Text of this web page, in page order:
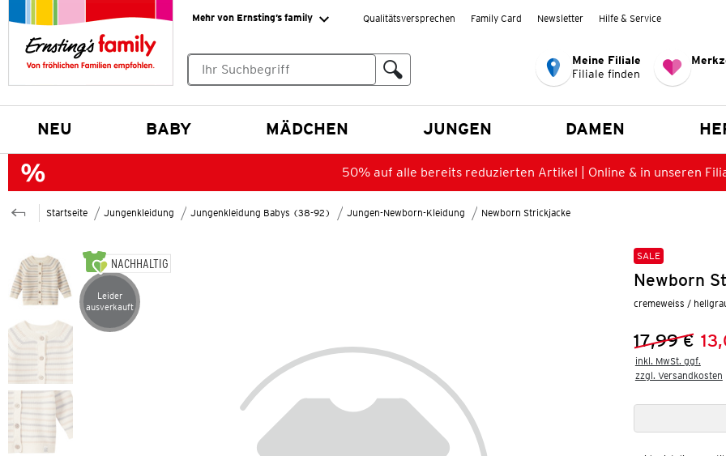
Mehr von Ernsting’s family Qualitätsversprechen Family Card Newsletter Hilfe & Service
Meine Filiale
Filiale finden
NEU BABY MÄDCHEN JUNGEN DAMEN
50% auf alle bereits reduzierten Artikel | Online & in unseren
Startseite Jungenkleidung Jungenkleidung Babys (38-92) Jungen-Newborn-Kleidung Newborn Strickjacke
NACHHALTIG
Artikel leider ausverkauft
Leider
ausverkauft
SALE
Newborn
cremeweiss /
Vorheriger
17,99 €
Neuer
inkl. MwSt. ggf.
zzgl. Versandkosten